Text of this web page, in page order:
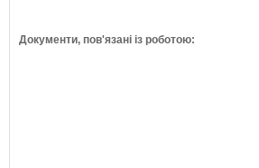
Документи, пов'язані із роботою: